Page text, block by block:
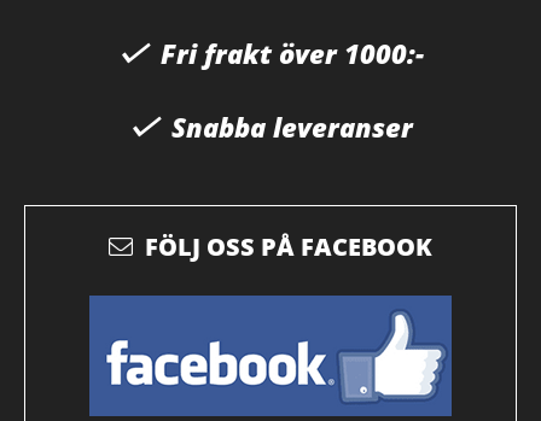
Fri frakt över 1000:-
Snabba leveranser
FÖLJ OSS PÅ FACEBOOK